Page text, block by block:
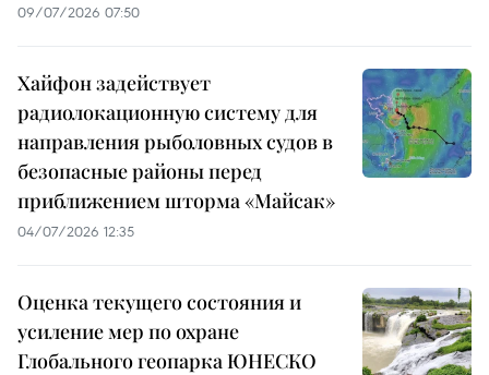
09/07/2026 07:50
Хайфон задействует
радиолокационную систему для
направления рыболовных судов в
безопасные районы перед
приближением шторма «Майсак»
04/07/2026 12:35
Оценка текущего состояния и
усиление мер по охране
Глобального геопарка ЮНЕСКО